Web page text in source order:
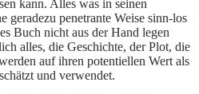
kann. Alles was in seinen
geradezu penetrante Weise sinn-los
Buch nicht aus der Hand legen
alles, die Geschichte, der Plot, die
auf ihren potentiellen Wert als
und verwendet.